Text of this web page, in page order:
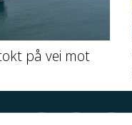
på vei mot